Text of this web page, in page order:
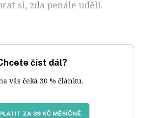
si, zda penále udělí.
číst dál?
vás čeká 30 % článku.
ZA 39 KČ MĚSÍČNĚ